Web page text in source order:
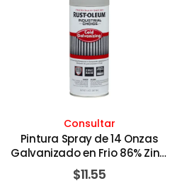
Consultar
Pintura Spray de 14 Onzas
Galvanizado en Frio 86% Zinc.
RUST-OLEUM
$11.55